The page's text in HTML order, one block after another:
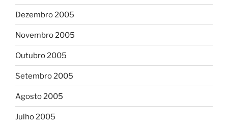
Dezembro 2005
Novembro 2005
Outubro 2005
Setembro 2005
Agosto 2005
Julho 2005